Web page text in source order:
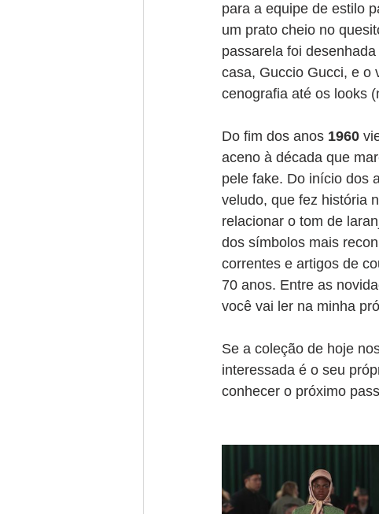
para a equipe de estilo
um prato cheio no
passarela foi
casa, Guccio Gucci, e o
cenografia até os looks
Do fim dos anos 1960
aceno à década que
pele fake. Do início dos
veludo, que fez história
relacionar o tom de
dos símbolos mais
correntes e artigos de
70 anos. Entre as
você vai ler na minha
Se a coleção de hoje
interessada é o seu
conhecer o próximo